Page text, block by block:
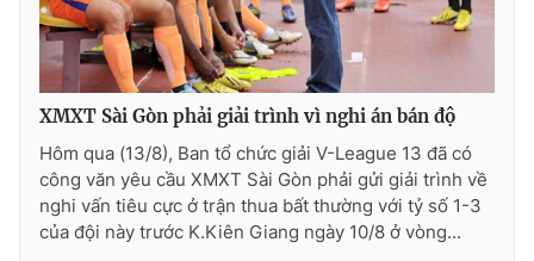
XMXT Sài Gòn phải giải trình vì nghi án bán độ
Hôm qua (13/8), Ban tổ chức giải V-League 13 đã có
công văn yêu cầu XMXT Sài Gòn phải gửi giải trình về
nghi vấn tiêu cực ở trận thua bất thường với tỷ số 1-3
của đội này trước K.Kiên Giang ngày 10/8 ở vòng...